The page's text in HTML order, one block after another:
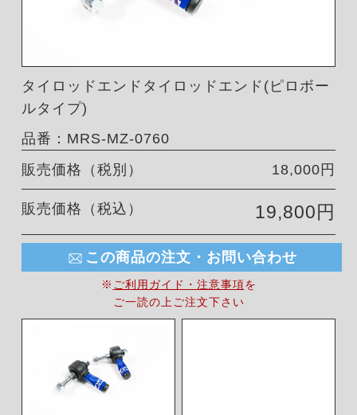
タイロッドエンドタイロッドエンド(ピロボー
ルタイプ)
品番：MRS-MZ-0760
販売価格（税別）
18,000円
販売価格（税込） 19,800円
この商品の注文・お問い合わせ
※ ご利用ガイド・注意事項を
ご一読の上ご注文下さい